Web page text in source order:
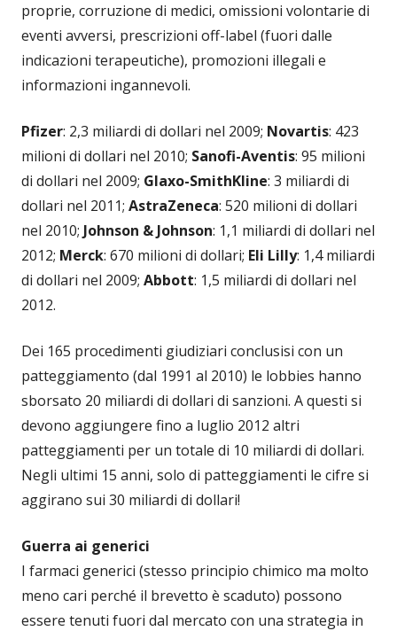
proprie, corruzione di medici, omissioni volontarie di
eventi avversi, prescrizioni off-label (fuori dalle
indicazioni terapeutiche), promozioni illegali e
informazioni ingannevoli.
Pfizer: 2,3 miliardi di dollari nel 2009; Novartis: 423
milioni di dollari nel 2010; Sanofi-Aventis: 95 milioni
di dollari nel 2009; Glaxo-SmithKline: 3 miliardi di
dollari nel 2011; AstraZeneca: 520 milioni di dollari
nel 2010; Johnson & Johnson: 1,1 miliardi di dollari nel
2012; Merck: 670 milioni di dollari; Eli Lilly: 1,4 miliardi
di dollari nel 2009; Abbott: 1,5 miliardi di dollari nel
2012.
Dei 165 procedimenti giudiziari conclusisi con un
patteggiamento (dal 1991 al 2010) le lobbies hanno
sborsato 20 miliardi di dollari di sanzioni. A questi si
devono aggiungere fino a luglio 2012 altri
patteggiamenti per un totale di 10 miliardi di dollari.
Negli ultimi 15 anni, solo di patteggiamenti le cifre si
aggirano sui 30 miliardi di dollari!
Guerra ai generici
I farmaci generici (stesso principio chimico ma molto
meno cari perché il brevetto è scaduto) possono
essere tenuti fuori dal mercato con una strategia in